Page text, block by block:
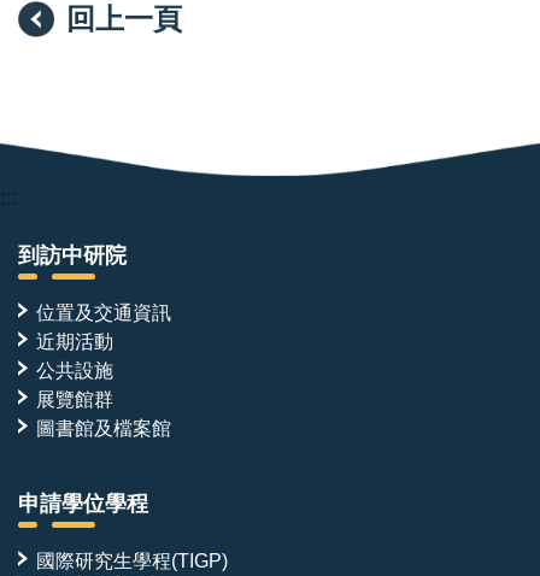
回上一頁
:::
到訪中研院
位置及交通資訊
近期活動
公共設施
展覽館群
圖書館及檔案館
申請學位學程
國際研究生學程(TIGP)